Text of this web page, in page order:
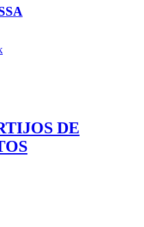
DE